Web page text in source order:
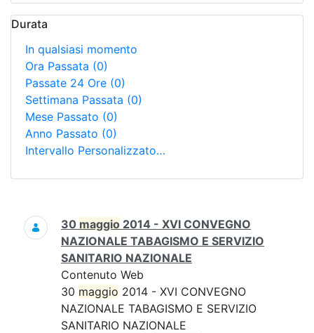
Durata
In qualsiasi momento
Ora Passata (0)
Passate 24 Ore (0)
Settimana Passata (0)
Mese Passato (0)
Anno Passato (0)
Intervallo Personalizzato…
Ricerca
30 maggio 2014 - XVI CONVEGNO
NAZIONALE TABAGISMO E SERVIZIO
SANITARIO NAZIONALE
Contenuto Web
30 maggio 2014 - XVI CONVEGNO
NAZIONALE TABAGISMO E SERVIZIO
SANITARIO NAZIONALE